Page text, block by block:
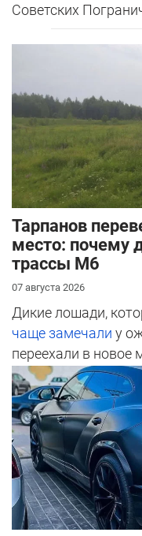
Советских
Тарпанов
место: почему
трассы М6
07 августа 2026
Дикие лошади,
чаще замечали у
переехали в новое